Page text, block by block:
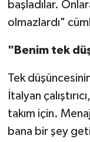
başladılar.
olmazlardı"
"Benim tek
Tek
İtalyan
takım için.
bana bir şey